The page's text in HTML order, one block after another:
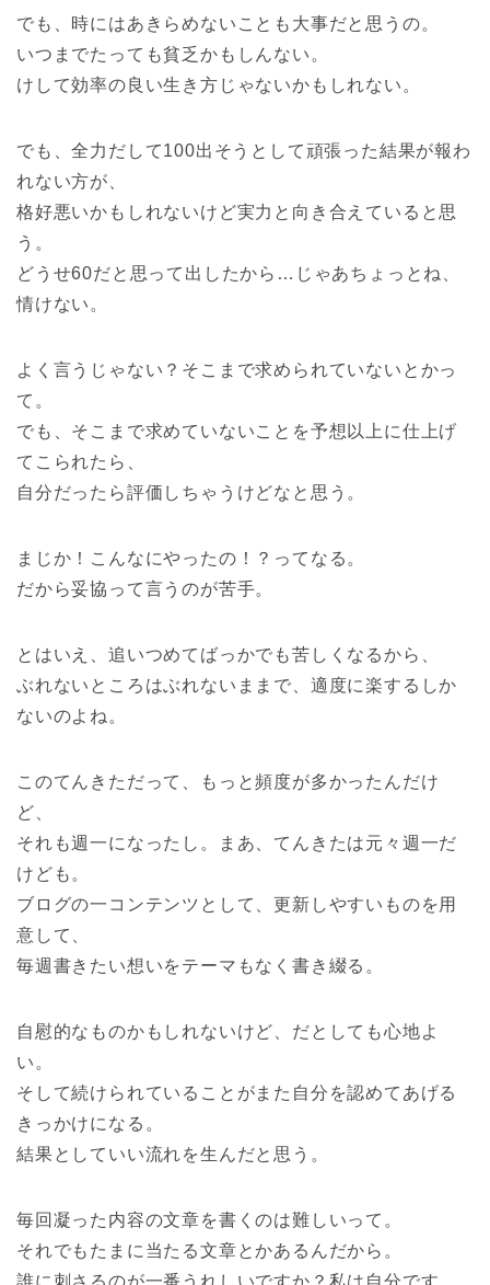
でも、時にはあきらめないことも大事だと思うの。
いつまでたっても貧乏かもしんない。
けして効率の良い生き方じゃないかもしれない。
でも、全力だして100出そうとして頑張った結果が報わ
れない方が、
格好悪いかもしれないけど実力と向き合えていると思
う。
どうせ60だと思って出したから…じゃあちょっとね、
情けない。
よく言うじゃない？そこまで求められていないとかっ
て。
でも、そこまで求めていないことを予想以上に仕上げ
てこられたら、
自分だったら評価しちゃうけどなと思う。
まじか！こんなにやったの！？ってなる。
だから妥協って言うのが苦手。
とはいえ、追いつめてばっかでも苦しくなるから、
ぶれないところはぶれないままで、適度に楽するしか
ないのよね。
このてんきただって、もっと頻度が多かったんだけ
ど、
それも週一になったし。まあ、てんきたは元々週一だ
けども。
ブログの一コンテンツとして、更新しやすいものを用
意して、
毎週書きたい想いをテーマもなく書き綴る。
自慰的なものかもしれないけど、だとしても心地よ
い。
そして続けられていることがまた自分を認めてあげる
きっかけになる。
結果としていい流れを生んだと思う。
毎回凝った内容の文章を書くのは難しいって。
それでもたまに当たる文章とかあるんだから。